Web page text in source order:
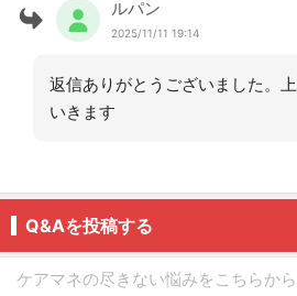
ルパン
2025/11/11 19:14
返信ありがとうございました。
いきます
Q&Aを投稿する